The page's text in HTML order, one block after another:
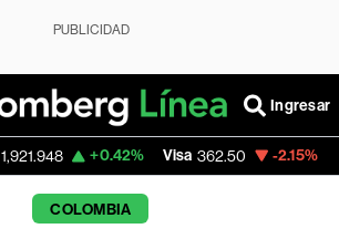
PUBLICIDAD
Ingresar
+0.42% Visa 362.50 -2.15%
COLOMBIA